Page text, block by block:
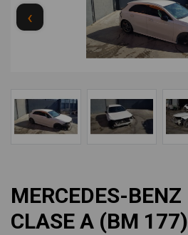
‹
MERCEDES-BENZ
CLASE A (BM 177)